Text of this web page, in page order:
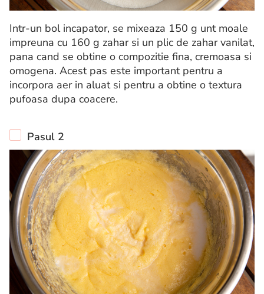
Intr-un bol incapator, se mixeaza 150 g unt moale
impreuna cu 160 g zahar si un plic de zahar vanilat,
pana cand se obtine o compozitie fina, cremoasa si
omogena. Acest pas este important pentru a
incorpora aer in aluat si pentru a obtine o textura
pufoasa dupa coacere.
Pasul 2